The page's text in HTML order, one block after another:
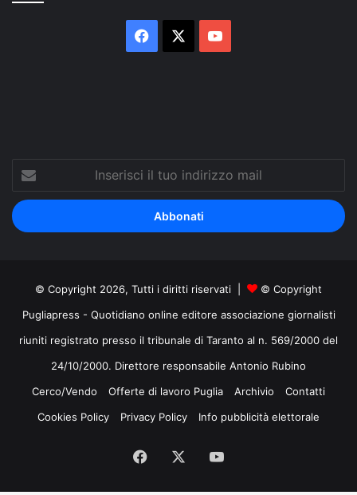
Facebook
tuo
indirizzo
mail
© Copyright 2026, Tutti i diritti riservati |
© Copyright
Pugliapress - Quotidiano online editore associazione giornalisti
riuniti registrato presso il tribunale di Taranto al n. 569/2000 del
24/10/2000. Direttore responsabile Antonio Rubino
Cerco/Vendo
Offerte di lavoro Puglia Archivio
Contatti
Cookies Policy
Privacy Policy Info pubblicità elettorale
Facebook